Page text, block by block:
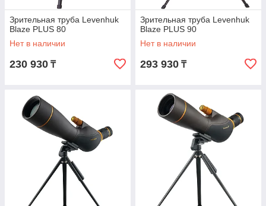
Зрительная труба Levenhuk
Blaze PLUS 80
Нет в наличии
230 930 ₸
Зрительная труба Levenhuk
Blaze PLUS 90
Нет в наличии
293 930 ₸